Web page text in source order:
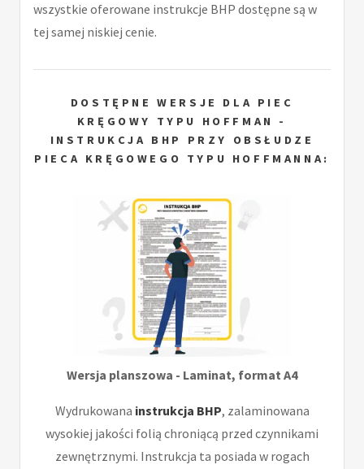
wszystkie oferowane instrukcje BHP dostępne są w
tej samej niskiej cenie.
DOSTĘPNE WERSJE DLA PIEC
KRĘGOWY TYPU HOFFMAN -
INSTRUKCJA BHP PRZY OBSŁUDZE
PIECA KRĘGOWEGO TYPU HOFFMANNA:
Wersja planszowa - Laminat, format A4
Wydrukowana instrukcja BHP, zalaminowana
wysokiej jakości folią chroniącą przed czynnikami
zewnętrznymi. Instrukcja ta posiada w rogach